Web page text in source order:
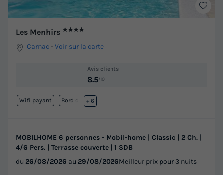
Les Menhirs ★★★★
Carnac -Voir sur la carte
Avis clients
8.5/10
Wifi payant Bord de mer
+ 6
MOBILHOME 6 personnes - Mobil-home | Classic | 2 Ch. |
4/6 Pers. | Terrasse couverte | 1 SDB
du 26/08/2026 au 29/08/2026Meilleur prix pour 3 nuits